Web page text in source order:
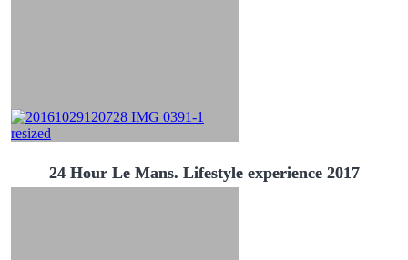
24 Hour Le Mans. Lifestyle experience 2017